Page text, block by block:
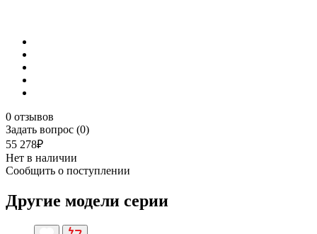
0 отзывов
Задать вопрос (0)
55 278₽
Нет в наличии
Сообщить о поступлении
Другие модели серии